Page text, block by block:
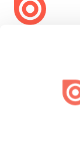
Issuu turns PDFs
engaging content